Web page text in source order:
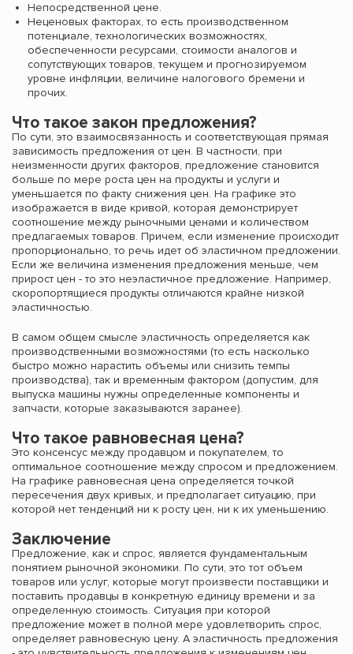
Непосредственной цене.
Неценовых факторах, то есть производственном
потенциале, технологических возможностях,
обеспеченности ресурсами, стоимости аналогов и
сопутствующих товаров, текущем и прогнозируемом
уровне инфляции, величине налогового бремени и
прочих.
Что такое закон предложения?
По сути, это взаимосвязанность и соответствующая прямая
зависимость предложения от цен. В частности, при
неизменности других факторов, предложение становится
больше по мере роста цен на продукты и услуги и
уменьшается по факту снижения цен. На графике это
изображается в виде кривой, которая демонстрирует
соотношение между рыночными ценами и количеством
предлагаемых товаров. Причем, если изменение происходит
пропорционально, то речь идет об эластичном предложении.
Если же величина изменения предложения меньше, чем
прирост цен - то это неэластичное предложение. Например,
скоропортящиеся продукты отличаются крайне низкой
эластичностью.
В самом общем смысле эластичность определяется как
производственными возможностями (то есть насколько
быстро можно нарастить объемы или снизить темпы
производства), так и временным фактором (допустим, для
выпуска машины нужны определенные компоненты и
запчасти, которые заказываются заранее).
Что такое равновесная цена?
Это консенсус между продавцом и покупателем, то
оптимальное соотношение между спросом и предложением.
На графике равновесная цена определяется точкой
пересечения двух кривых, и предполагает ситуацию, при
которой нет тенденций ни к росту цен, ни к их уменьшению.
Заключение
Предложение, как и спрос, является фундаментальным
понятием рыночной экономики. По сути, это тот объем
товаров или услуг, которые могут произвести поставщики и
поставить продавцы в конкретную единицу времени и за
определенную стоимость. Ситуация при которой
предложение может в полной мере удовлетворить спрос,
определяет равновесную цену. А эластичность предложения